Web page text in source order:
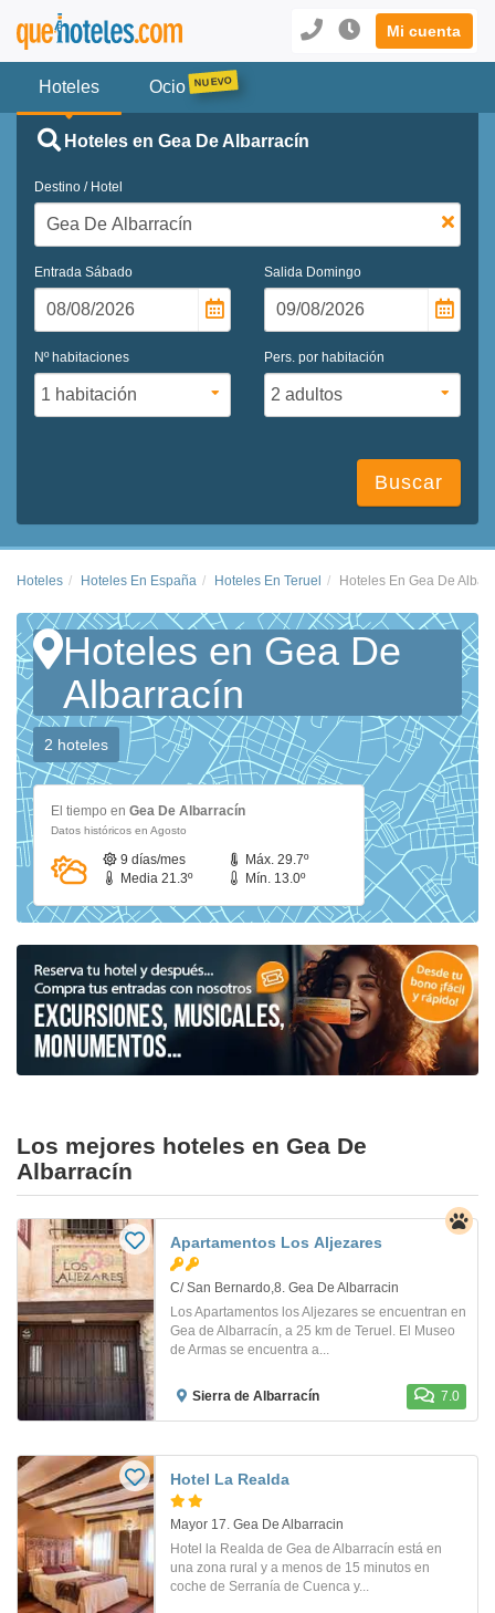
Mi cuenta
Hoteles Ocio
Hoteles en Gea De Albarracín
Destino / Hotel
Entrada Sábado Salida Domingo
Nº habitaciones Pers. por habitación
Buscar
Hoteles Hoteles En España Hoteles En Teruel Hoteles En Gea De
Hoteles en Gea De
Albarracín
2 hoteles
El tiempo en Gea De Albarracín
Datos históricos en Agosto
9 días/mes
Máx. 29.7º
Media 21.3º
Mín. 13.0º
Los mejores hoteles en Gea De
Albarracín
Apartamentos Los Aljezares
C/ San Bernardo,8. Gea De Albarracin
Los Apartamentos los Aljezares se encuentran en
Gea de Albarracín, a 25 km de Teruel. El Museo
de Armas se encuentra a...
Sierra de Albarracín 7.0
Hotel La Realda
Mayor 17. Gea De Albarracin
Hotel la Realda de Gea de Albarracín está en
una zona rural y a menos de 15 minutos en
coche de Serranía de Cuenca y...